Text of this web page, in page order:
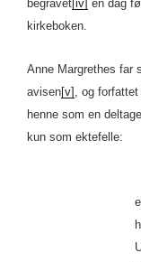
begravet[iv] en dag
kirkeboken.
Anne Margrethes far
avisen[v] , og
henne som en
kun som ektefelle: